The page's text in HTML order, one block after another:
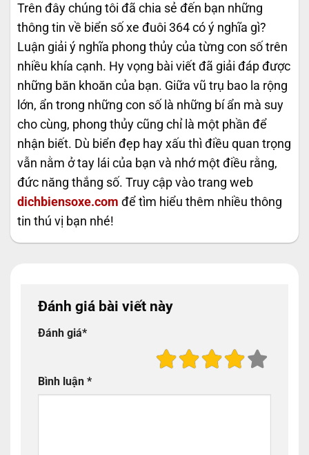
Trên đây chúng tôi đã chia sẻ đến bạn những
thông tin về biển số xe đuôi 364 có ý nghĩa gì?
Luận giải ý nghĩa phong thủy của từng con số trên
nhiều khía cạnh. Hy vọng bài viết đã giải đáp được
những băn khoăn của bạn. Giữa vũ trụ bao la rộng
lớn, ẩn trong những con số là những bí ẩn mà suy
cho cùng, phong thủy cũng chỉ là một phần để
nhận biết. Dù biển đẹp hay xấu thì điều quan trọng
vẫn nằm ở tay lái của bạn và nhớ một điều rằng,
đức năng thắng số. Truy cập vào trang web
dichbiensoxe.com để tìm hiểu thêm nhiều thông
tin thú vị bạn nhé!
Đánh giá bài viết này
Đánh giá*
Bình luận *